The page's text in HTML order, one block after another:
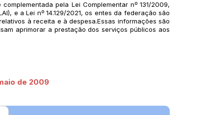
pela Lei Complementar nº 131/2009,
e a Lei nº 14.129/2021, os entes da federação são
à receita e à despesa.Essas informações são
aprimorar a prestação dos serviços públicos aos
de 2009